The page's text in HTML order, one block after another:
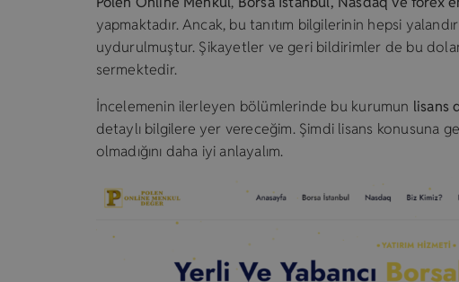
yapmaktadır. Ancak, bu tanıtım bilgilerinin hepsi yalandır
uydurulmuştur. Şikayetler ve geri bildirimler de bu
sermektedir.
İncelemenin ilerleyen bölümlerinde bu kurumun lisans
detaylı bilgilere yer vereceğim. Şimdi lisans konusuna
olmadığını daha iyi anlayalım.